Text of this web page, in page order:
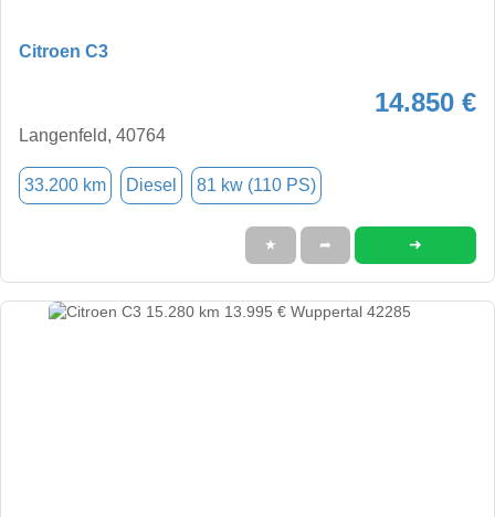
Citroen C3
14.850 €
Langenfeld, 40764
33.200 km Diesel 81 kw (110 PS)
★ ➦ ➜